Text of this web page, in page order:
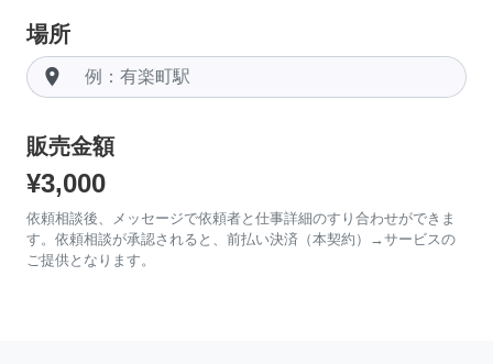
場所
room
販売金額
¥3,000
依頼相談後、メッセージで依頼者と仕事詳細のすり合わせができま
す。依頼相談が承認されると、前払い決済（本契約）→サービスの
ご提供となります。